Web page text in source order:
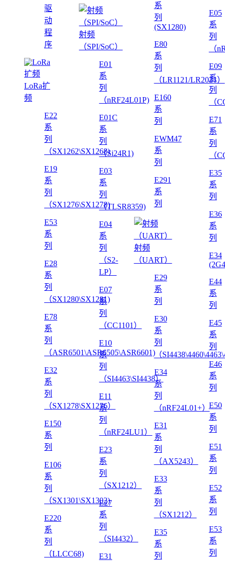
驱
动
程
序
LoRa扩
频
E22
系
列
（SX1262\SX1268)
E19
系
列
（SX1276\SX1278)
E53
系
列
E28
系
列
（SX1280\SX1281)
E78
系
列
（ASR6501\ASR6505\ASR6601)
E32
系
列
（SX1278\SX1276）
E150
系
列
E106
系
列
（SX1301\SX1302)
E220
系
列
（LLCC68)
射频
（SPI/SoC）
E01
系
列
（nRF24L01P)
E01C
系
列
（Si24R1)
E03
系
列
（TLSR8359)
E04
系
列
（S2-
LP）
E07
系
列
（CC1101）
E10
系
列
（SI4463\SI4438）
E11
系
列
（nRF24LU1）
E23
系
列
（SX1212）
E27
系
列
（SI4432）
E31
系
列
(SX1280)
E80
系
列
（LR1121/LR2021）
E160
系
列
EWM47
系
列
E291
系
列
射频
（UART）
E29
系
列
E30
系
列
（
E34
系
列
（nRF24L01+）
E31
系
列
（AX5243）
E33
系
列
（SX1212）
E35
系
列
E05
系
列
（
E09
系
列
（
E71
系
列
（
E35
系
列
E36
系
列
E34
E44
系
列
E45
系
列
E46
系
列
E50
系
列
E51
系
列
E52
系
列
E53
系
列